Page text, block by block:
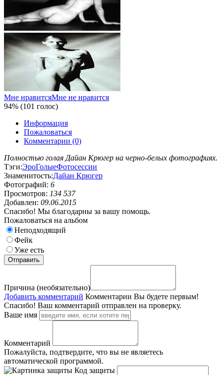
Мне нравитсяМне не нравится
94% (101 голос)
Информация
Пожаловаться
Комментарии (0)
Полностью голая Дайан Крюгер на черно-белых фотографиях.
Тэги:ЭроГолыеФотосессии
Знаменитость:Дайан Крюгер
Фотографий: 6
Просмотров: 134 537
Добавлен: 09.06.2015
Спасибо! Мы благодарны за вашу помощь.
Пожаловаться на альбом
Неподходящий
Фейк
Уже есть
Причина (необязательно)
Добавить комментарий Комментарии Вы будете первым!
Спасибо! Ваш комментарий отправлен на проверку.
Ваше имя
Комментарий
Пожалуйста, подтвердите, что вы не являетесь
автоматической программой.
Код защиты